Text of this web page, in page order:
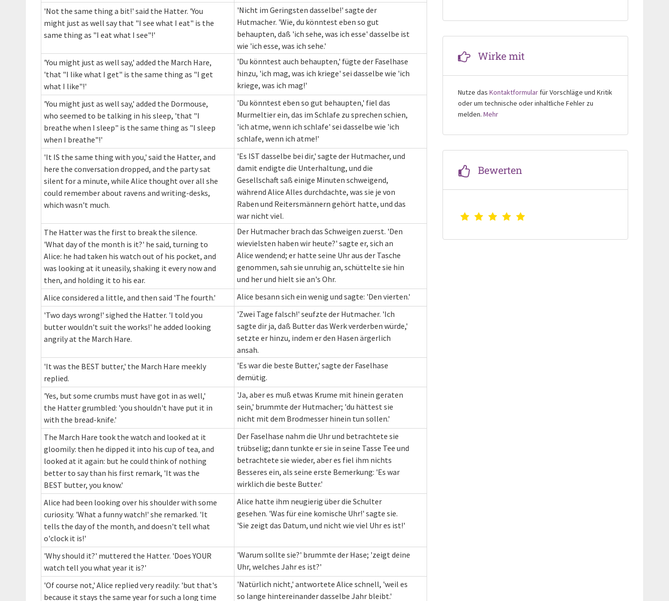
'Not the same thing a bit!' said the Hatter. 'You
might just as well say that "I see what I eat" is the
same thing as "I eat what I see"!'
'Nicht im Geringsten dasselbe!' sagte der
Hutmacher. 'Wie, du könntest eben so gut
behaupten, daß 'ich sehe, was ich esse' dasselbe ist
wie 'ich esse, was ich sehe.'
'You might just as well say,' added the March Hare,
'that "I like what I get" is the same thing as "I get
what I like"!'
'Du könntest auch behaupten,' fügte der Faselhase
hinzu, 'ich mag, was ich kriege' sei dasselbe wie 'ich
kriege, was ich mag!'
'You might just as well say,' added the Dormouse,
who seemed to be talking in his sleep, 'that "I
breathe when I sleep" is the same thing as "I sleep
when I breathe"!'
'Du könntest eben so gut behaupten,' fiel das
Murmeltier ein, das im Schlafe zu sprechen schien,
'ich atme, wenn ich schlafe' sei dasselbe wie 'ich
schlafe, wenn ich atme!'
'It IS the same thing with you,' said the Hatter, and
here the conversation dropped, and the party sat
silent for a minute, while Alice thought over all she
could remember about ravens and writing-desks,
which wasn't much.
'Es IST dasselbe bei dir,' sagte der Hutmacher, und
damit endigte die Unterhaltung, und die
Gesellschaft saß einige Minuten schweigend,
während Alice Alles durchdachte, was sie je von
Raben und Reitersmännern gehört hatte, und das
war nicht viel.
The Hatter was the first to break the silence.
'What day of the month is it?' he said, turning to
Alice: he had taken his watch out of his pocket, and
was looking at it uneasily, shaking it every now and
then, and holding it to his ear.
Der Hutmacher brach das Schweigen zuerst. 'Den
wievielsten haben wir heute?' sagte er, sich an
Alice wendend; er hatte seine Uhr aus der Tasche
genommen, sah sie unruhig an, schüttelte sie hin
und her und hielt sie an's Ohr.
Alice considered a little, and then said 'The fourth.'
Alice besann sich ein wenig und sagte: 'Den vierten.'
'Two days wrong!' sighed the Hatter. 'I told you
butter wouldn't suit the works!' he added looking
angrily at the March Hare.
'Zwei Tage falsch!' seufzte der Hutmacher. 'Ich
sagte dir ja, daß Butter das Werk verderben würde,'
setzte er hinzu, indem er den Hasen ärgerlich
ansah.
'It was the BEST butter,' the March Hare meekly
replied.
'Es war die beste Butter,' sagte der Faselhase
demütig.
'Yes, but some crumbs must have got in as well,'
the Hatter grumbled: 'you shouldn't have put it in
with the bread-knife.'
'Ja, aber es muß etwas Krume mit hinein geraten
sein,' brummte der Hutmacher; 'du hättest sie
nicht mit dem Brodmesser hinein tun sollen.'
The March Hare took the watch and looked at it
gloomily: then he dipped it into his cup of tea, and
looked at it again: but he could think of nothing
better to say than his first remark, 'It was the
BEST butter, you know.'
Der Faselhase nahm die Uhr und betrachtete sie
trübselig; dann tunkte er sie in seine Tasse Tee und
betrachtete sie wieder, aber es fiel ihm nichts
Besseres ein, als seine erste Bemerkung: 'Es war
wirklich die beste Butter.'
Alice had been looking over his shoulder with some
curiosity. 'What a funny watch!' she remarked. 'It
tells the day of the month, and doesn't tell what
o'clock it is!'
Alice hatte ihm neugierig über die Schulter
gesehen. 'Was für eine komische Uhr!' sagte sie.
'Sie zeigt das Datum, und nicht wie viel Uhr es ist!'
'Why should it?' muttered the Hatter. 'Does YOUR
watch tell you what year it is?'
'Warum sollte sie?' brummte der Hase; 'zeigt deine
Uhr, welches Jahr es ist?'
'Of course not,' Alice replied very readily: 'but that's
because it stays the same year for such a long time
'Natürlich nicht,' antwortete Alice schnell, 'weil es
so lange hintereinander dasselbe Jahr bleibt.'
Wirke mit
Nutze das Kontaktformularfür Vorschläge und Kritik
oder um technische oder inhaltliche Fehler zu
melden. Mehr
Bewerten